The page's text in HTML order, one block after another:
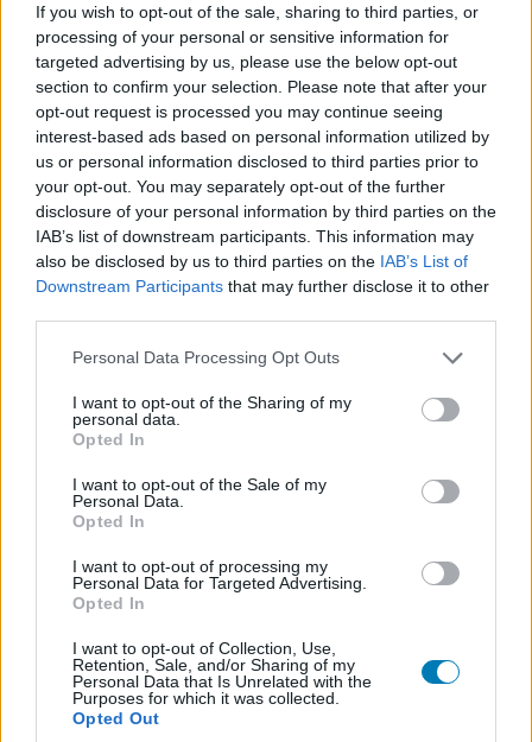
If you wish to opt-out of the sale, sharing to third parties, or
processing of your personal or sensitive information for
targeted advertising by us, please use the below opt-out
section to confirm your selection. Please note that after your
opt-out request is processed you may continue seeing
interest-based ads based on personal information utilized by
us or personal information disclosed to third parties prior to
your opt-out. You may separately opt-out of the further
disclosure of your personal information by third parties on the
IAB’s list of downstream participants. This information may
also be disclosed by us to third parties on the IAB’s List of
Downstream Participants that may further disclose it to other
Please note that this website/app uses one or more Google
not limited to your visit or usage behaviour. You may click to
grant or deny consent to Google and its third-party tags to
use your data for below specified purposes in below Google
consent section.
Personal Data Processing Opt Outs
I want to opt-out of the Sharing of my
personal data.
Opted In
I want to opt-out of the Sale of my
Personal Data.
Opted In
I want to opt-out of processing my
Personal Data for Targeted Advertising.
Opted In
I want to opt-out of Collection, Use,
Retention, Sale, and/or Sharing of my
Personal Data that Is Unrelated with the
Purposes for which it was collected.
Opted Out
letottyanni például egy gyanúsan világító bokorra, vagy
egyszerűen felkapaszkodni egy fa tetejére -, de a legtöbb
hold megszerzése azért nagyobb kalandot jelent.
A tavasziZeldábanis elhelyeztek 900 darab megtalálni
valót, speciális lényecskét, de ott ezek mindegyike a
tizenegynéhány apró minijáték valamelyikéhez